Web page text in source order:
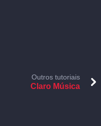
Outros tutoriais
Claro Música